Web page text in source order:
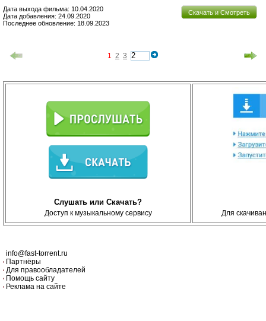
Скачать и Смотреть
Дата выхода фильма: 10.04.2020
Дата добавления: 24.09.2020
Последнее обновление: 18.09.2023
1 2 3
Слушать или Скачать?
Доступ к музыкальному сервису Для
info@fast-torrent.ru
Партнёры
Для правообладателей
Помощь сайту
Реклама на сайте